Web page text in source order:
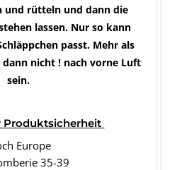
und rütteln und dann die
lassen. Nur so kann
passt. Mehr als
nicht ! nach vorne Luft
sein.
Produktsicherheit
Europe
35-39